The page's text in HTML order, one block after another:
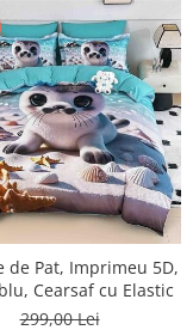
de Pat, Imprimeu 5D,
Cearsaf cu Elastic
299,00 Lei